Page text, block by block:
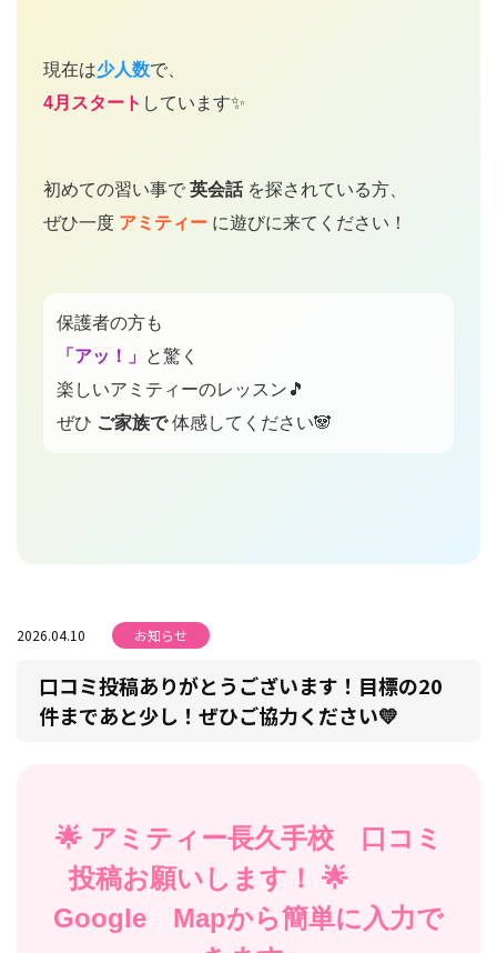
現在は少人数で、
4月スタート しています✨
初めての習い事で 英会話を探されている方、
ぜひ一度 アミティー に遊びに来てください！
保護者の方も
「アッ！」 と驚く
楽しいアミティーのレッスン🎵
ぜひ ご家族で体感してください🐼
2026.04.10 お知らせ
口コミ投稿ありがとうございます！目標の20
件まであと少し！ぜひご協力ください💛
🌟 アミティー長久手校 口コミ
投稿お願いします！ 🌟
Google Mapから簡単に入力で